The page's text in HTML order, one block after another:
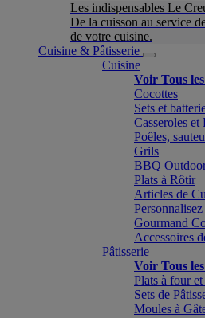
Les indispensables Le
De la cuisson au service
de votre cuisine.
Cuisine & Pâtisserie
Cuisine
Voir Tous
Cocottes
Sets et
Casseroles et
Poêles,
Grils
BBQ
Plats à Rôtir
Articles de
Gourmand
Accessoires
Pâtisserie
Voir Tous
Plats à four
Sets de
Moules à